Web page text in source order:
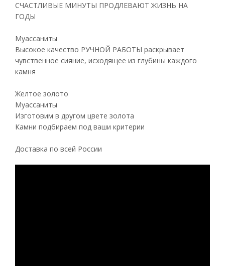
СЧАСТЛИВЫЕ МИНУТЫ ПРОДЛЕВАЮТ ЖИЗНЬ НА
ГОДЫ
Муассаниты
Высокое качество РУЧНОЙ РАБОТЫ раскрывает
чувственное сияние, исходящее из глубины каждого
камня
Желтое золото
Муассаниты
Изготовим в другом цвете золота
Камни подбираем под ваши критерии
Доставка по всей России